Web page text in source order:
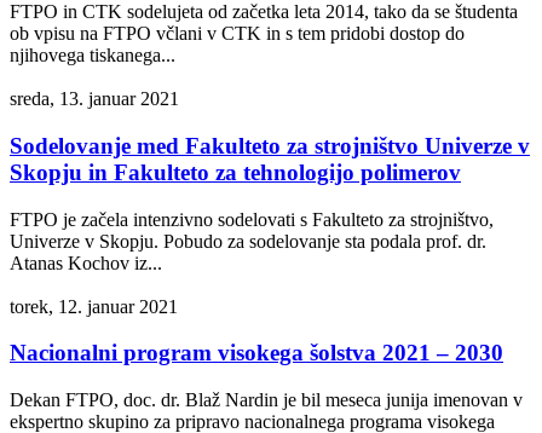
FTPO in CTK sodelujeta od začetka leta 2014, tako da se študenta
ob vpisu na FTPO včlani v CTK in s tem pridobi dostop do
njihovega tiskanega...
sreda, 13. januar 2021
Sodelovanje med Fakulteto za strojništvo Univerze v
Skopju in Fakulteto za tehnologijo polimerov
FTPO je začela intenzivno sodelovati s Fakulteto za strojništvo,
Univerze v Skopju. Pobudo za sodelovanje sta podala prof. dr.
Atanas Kochov iz...
torek, 12. januar 2021
Nacionalni program visokega šolstva 2021 – 2030
Dekan FTPO, doc. dr. Blaž Nardin je bil meseca junija imenovan v
ekspertno skupino za pripravo nacionalnega programa visokega